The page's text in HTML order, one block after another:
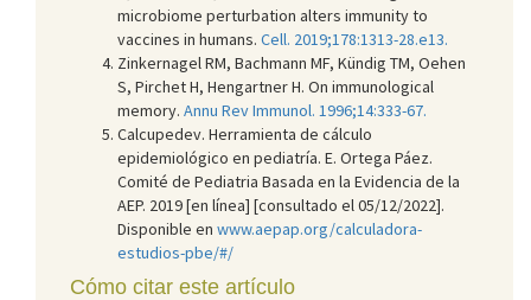
microbiome perturbation alters immunity to
vaccines in humans. Cell. 2019;178:1313-28.e13.
Zinkernagel RM, Bachmann MF, Kündig TM, Oehen
S, Pirchet H, Hengartner H. On immunological
memory. Annu Rev Immunol. 1996;14:333-67.
Calcupedev. Herramienta de cálculo
epidemiológico en pediatría. E. Ortega Páez.
Comité de Pediatria Basada en la Evidencia de la
AEP. 2019 [en línea] [consultado el 05/12/2022].
Disponible en www.aepap.org/calculadora-
estudios-pbe/#/
Cómo citar este artículo